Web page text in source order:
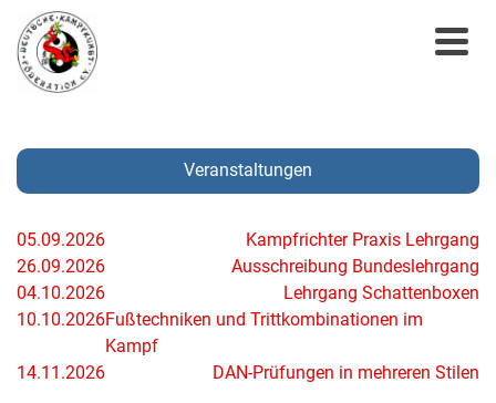
Veranstaltungen
05.09.2026
Kampfrichter Praxis Lehrgang
26.09.2026
Ausschreibung Bundeslehrgang
04.10.2026
Lehrgang Schattenboxen
10.10.2026Fußtechniken und Trittkombinationen im
Kampf
14.11.2026
DAN-Prüfungen in mehreren Stilen